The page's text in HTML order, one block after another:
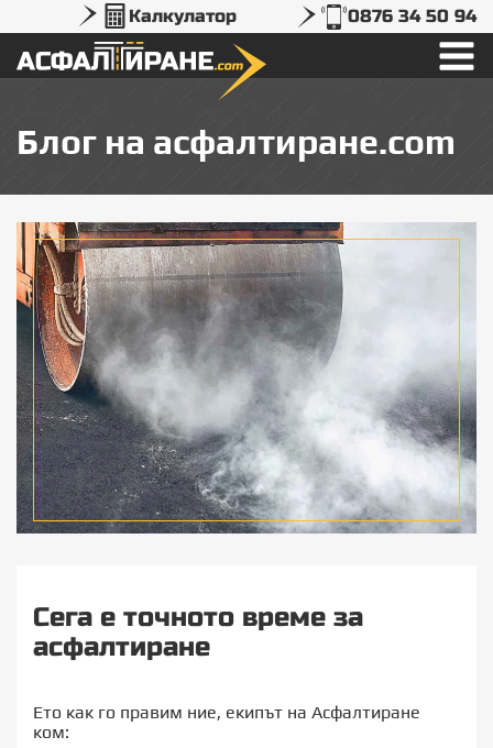
Калкулатор 0876 34 50 94
Блог на асфалтиране.com
Сега е точното време за
асфалтиране
Ето как го правим ние, екипът на Асфалтиране
ком: